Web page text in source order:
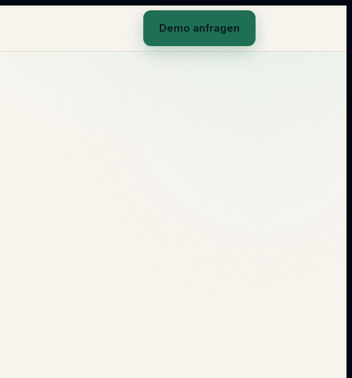
Demo anfragen